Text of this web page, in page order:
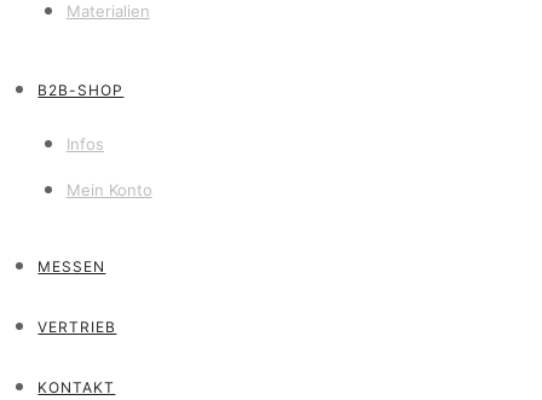
Materialien
B2B-SHOP
Infos
Mein Konto
MESSEN
VERTRIEB
KONTAKT